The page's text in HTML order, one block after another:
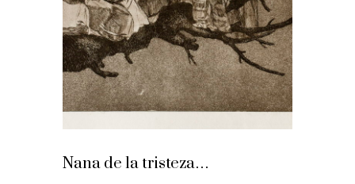
Nana de la tristeza…